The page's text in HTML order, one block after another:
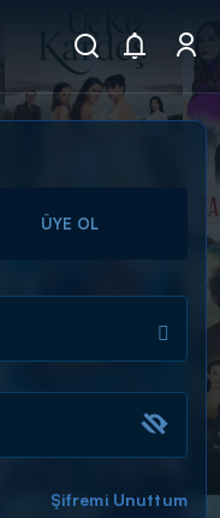
ÜYE OL
Şifremi Unuttum